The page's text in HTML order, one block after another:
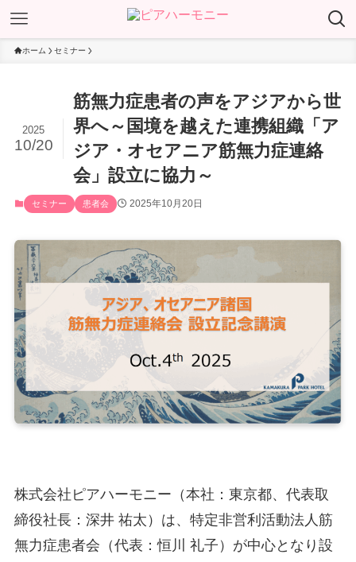
ホーム セミナー
筋無力症患者の声をアジアから世
界へ～国境を越えた連携組織「ア
ジア・オセアニア筋無力症連絡
会」設立に協力～
2025
10/20
セミナー 患者会 2025年10月20日
株式会社ピアハーモニー（本社：東京都、代表取
締役社長：深井 祐太）は、特定非営利活動法人筋
無力症患者会（代表：恒川 礼子）が中心となり設